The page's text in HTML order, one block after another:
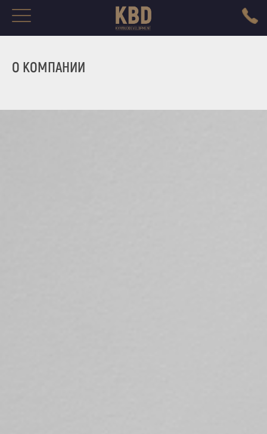
О КОМПАНИИ